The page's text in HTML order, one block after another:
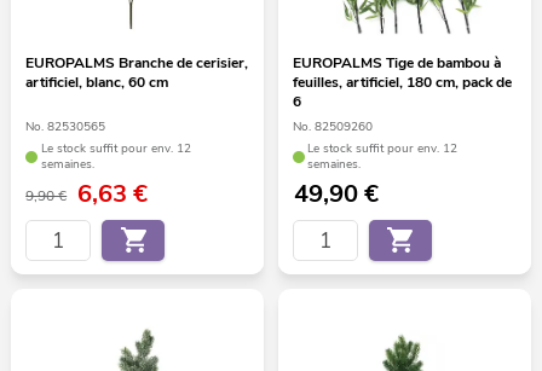
EUROPALMS Branche de cerisier,
artificiel, blanc, 60 cm
No. 82530565
Le stock suffit pour env. 12
semaines.
9,90 € 6,63€
EUROPALMS Tige de bambou à
feuilles, artificiel, 180 cm, pack de
6
No. 82509260
Le stock suffit pour env. 12
semaines.
49,90€